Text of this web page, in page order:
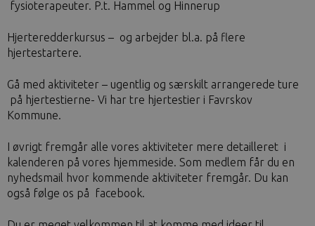
fysioterapeuter. P.t. Hammel og Hinnerup
Hjerteredderkursus – og arbejder bl.a. på flere
hjertestartere.
Gå med aktiviteter – ugentlig og særskilt arrangerede ture
på hjertestierne- Vi har tre hjertestier i Favrskov
Kommune.
I øvrigt fremgår alle vores aktiviteter mere detailleret i
kalenderen på vores hjemmeside. Som medlem får du en
nyhedsmail hvor kommende aktiviteter fremgår. Du kan
også følge os på facebook.